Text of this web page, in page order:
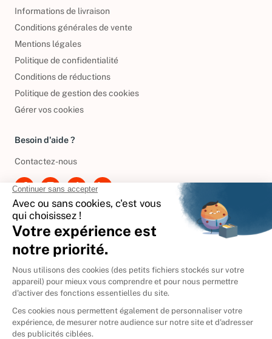
Informations de livraison
Conditions générales de vente
Mentions légales
Politique de confidentialité
Conditions de réductions
Politique de gestion des cookies
Gérer vos cookies
Besoin d'aide ?
Contactez-nous
International
🇪🇸 Espagne
🇩🇪Allemagne
🇮🇹 Italie